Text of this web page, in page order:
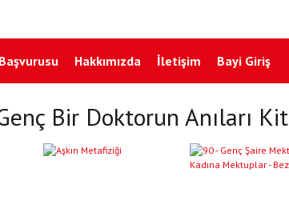
Hakkımızda İletişim Bayi Giriş
Bir Doktorun Anıları